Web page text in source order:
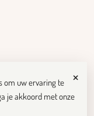
×
om uw ervaring te
je akkoord met onze